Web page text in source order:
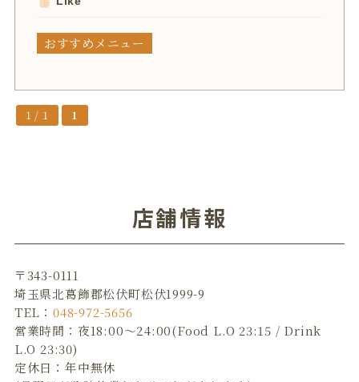
おすすめメニュー
1 / 1 1
店舗情報
〒343-0111
埼玉県北葛飾郡松伏町松伏1999-9
TEL：048-972-5656
営業時間：夜18:00～24:00(Food L.O 23:15 / Drink
L.O 23:30)
定休日：年中無休